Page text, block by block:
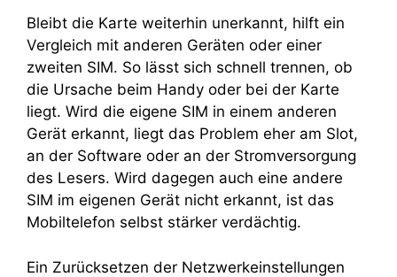
Bleibt die Karte weiterhin unerkannt, hilft ein
Vergleich mit anderen Geräten oder einer
zweiten SIM. So lässt sich schnell trennen, ob
die Ursache beim Handy oder bei der Karte
liegt. Wird die eigene SIM in einem anderen
Gerät erkannt, liegt das Problem eher am Slot,
an der Software oder an der Stromversorgung
des Lesers. Wird dagegen auch eine andere
SIM im eigenen Gerät nicht erkannt, ist das
Mobiltelefon selbst stärker verdächtig.
Ein Zurücksetzen der Netzwerkeinstellungen